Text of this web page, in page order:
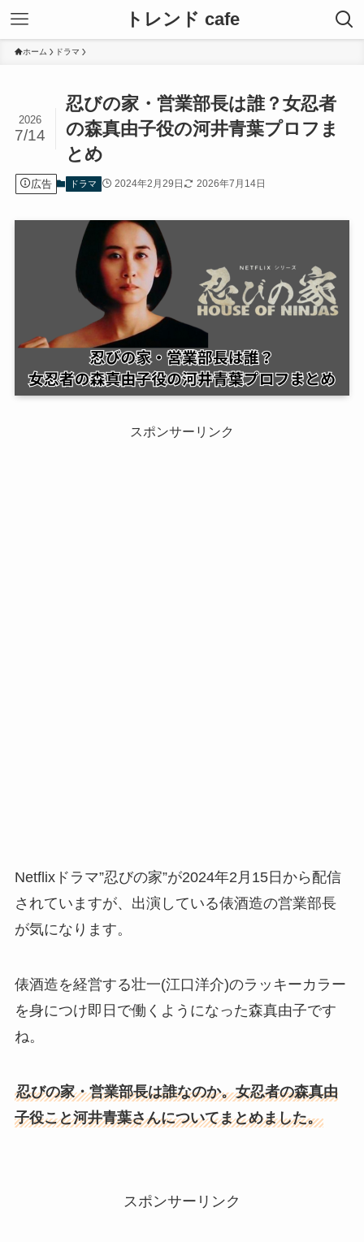
トレンド cafe
ホーム ドラマ
忍びの家・営業部長は誰？女忍者
の森真由子役の河井青葉プロフま
とめ
2026
7/14
広告 ドラマ 2024年2月29日 2026年7月14日
スポンサーリンク
Netflixドラマ”忍びの家”が2024年2月15日から配信
されていますが、出演している俵酒造の営業部長
が気になります。
俵酒造を経営する壮一(江口洋介)のラッキーカラー
を身につけ即日で働くようになった森真由子です
ね。
忍びの家・営業部長は誰なのか。女忍者の森真由
子役こと河井青葉さんについてまとめました。
スポンサーリンク